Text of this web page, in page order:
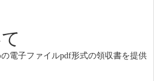
電子ファイルpdf形式の領収書を提供